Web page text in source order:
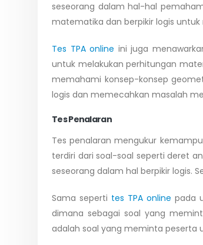
seseorang dalam hal-hal
matematika dan berpikir logis
Tes TPA online ini juga
untuk melakukan perhitungan
memahami konsep-konsep
logis dan memecahkan masalah
Tes Penalaran
Tes penalaran mengukur
terdiri dari soal-soal seperti deret
seseorang dalam hal berpikir logis.
Sama seperti tes TPA online pada
dimana sebagai soal yang
adalah soal yang meminta peserta